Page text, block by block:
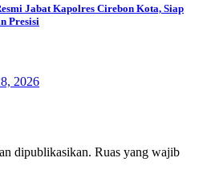
Jabat Kapolres Cirebon Kota, Siap
Presisi
2026
dipublikasikan. Ruas yang wajib